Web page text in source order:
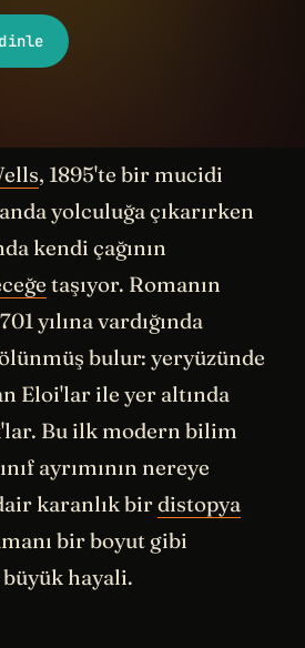
, 1895'te bir mucidi
yolculuğa çıkarırken
kendi çağının
taşıyor. Romanın
yılına vardığında
bulur: yeryüzünde
Eloi'lar ile yer altında
Bu ilk modern bilim
ayrımının nereye
karanlık birdistopya
bir boyut gibi
hayali.